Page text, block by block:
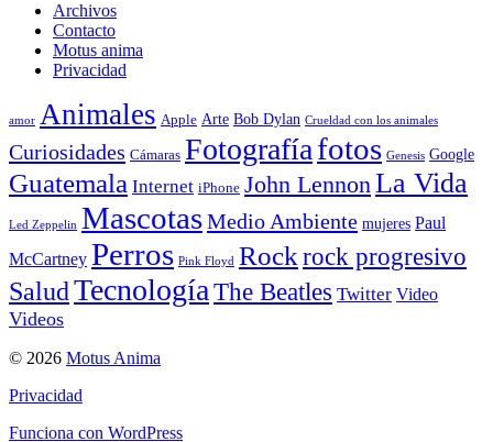
Archivos
Contacto
Motus anima
Privacidad
amor Animales Apple Arte Bob Dylan Crueldad con los animales
Curiosidades Cámaras Fotografíafotos Genesis Google
Guatemala Internet iPhone John LennonLa Vida
Led Zeppelin MascotasMedio Ambiente mujeres Paul
McCartney Perros Pink Floyd Rock rock progresivo
Salud Tecnología The Beatles Twitter Video
Videos
© 2026 Motus Anima
Privacidad
Funciona con WordPress